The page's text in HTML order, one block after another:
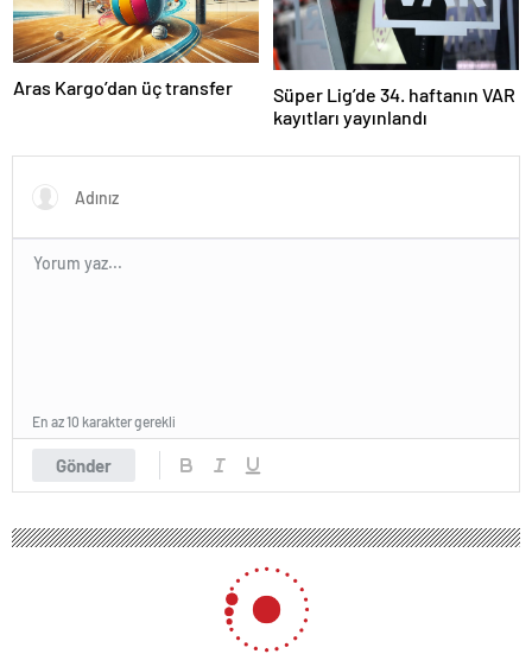
Aras Kargo’dan üç transfer
Süper Lig’de 34. haftanın VAR
kayıtları yayınlandı
Gönder
En az 10 karakter gerekli